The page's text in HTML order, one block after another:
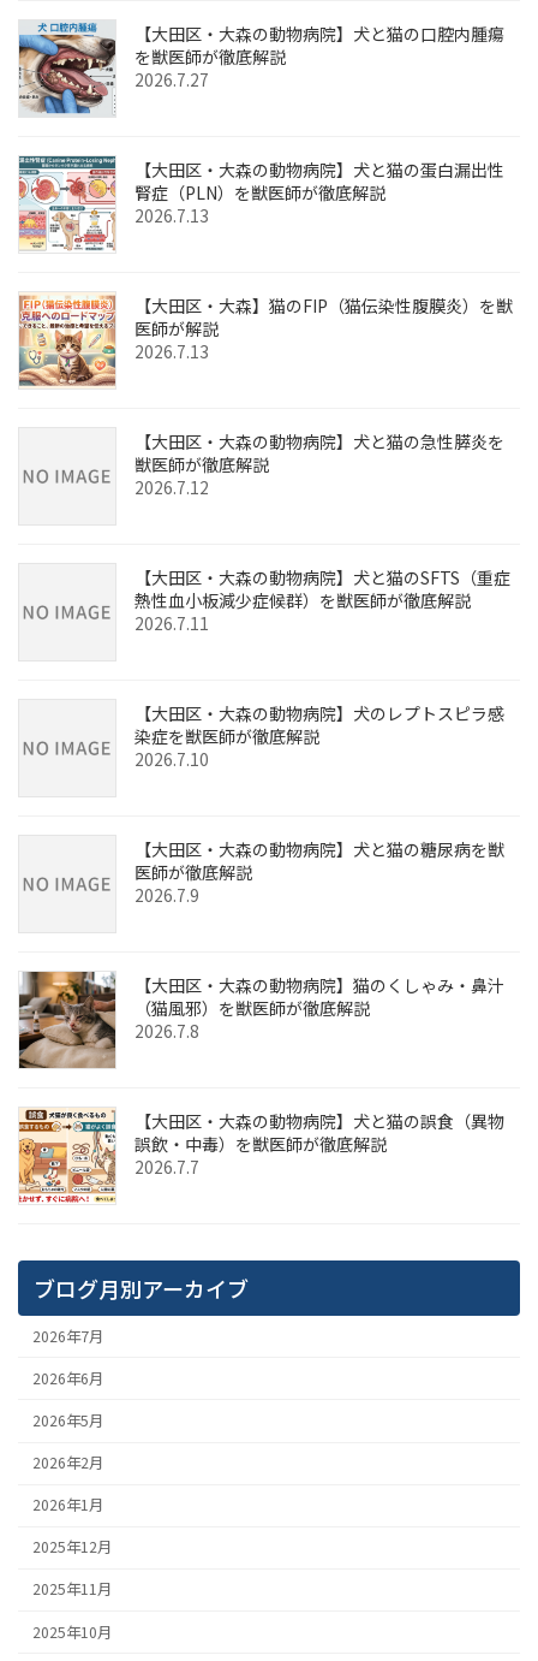
【大田区・大森の動物病院】犬と猫の口腔内腫瘍
を獣医師が徹底解説
2026.7.27
【大田区・大森の動物病院】犬と猫の蛋白漏出性
腎症（PLN）を獣医師が徹底解説
2026.7.13
【大田区・大森】猫のFIP（猫伝染性腹膜炎）を獣
医師が解説
2026.7.13
【大田区・大森の動物病院】犬と猫の急性膵炎を
獣医師が徹底解説
2026.7.12
【大田区・大森の動物病院】犬と猫のSFTS（重症
熱性血小板減少症候群）を獣医師が徹底解説
2026.7.11
【大田区・大森の動物病院】犬のレプトスピラ感
染症を獣医師が徹底解説
2026.7.10
【大田区・大森の動物病院】犬と猫の糖尿病を獣
医師が徹底解説
2026.7.9
【大田区・大森の動物病院】猫のくしゃみ・鼻汁
（猫風邪）を獣医師が徹底解説
2026.7.8
【大田区・大森の動物病院】犬と猫の誤食（異物
誤飲・中毒）を獣医師が徹底解説
2026.7.7
ブログ月別アーカイブ
2026年7月
2026年6月
2026年5月
2026年2月
2026年1月
2025年12月
2025年11月
2025年10月